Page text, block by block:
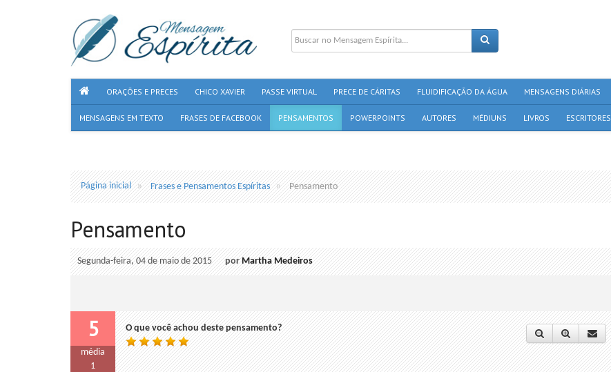
ORAÇÕES E PRECES CHICO XAVIER PASSE VIRTUAL PRECE DE CÁRITAS FLUIDIFICAÇÃO DA ÁGUA MENSAGENS DIÁRIAS
MENSAGENS EM TEXTO FRASES DE FACEBOOK PENSAMENTOS POWERPOINTS AUTORES MÉDIUNS LIVROS ESCRITORES
Página inicial Frases e Pensamentos Espíritas Pensamento
Pensamento
Segunda-feira, 04 de maio de 2015 porMartha Medeiros
5
média
1
O que você achou deste pensamento?